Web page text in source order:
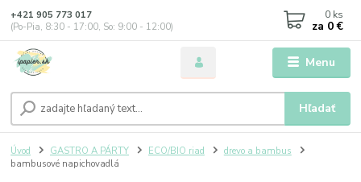
Menu
Hľadať
+421 905 773 017
(Po-Pia, 8:30 - 17:00, So: 9:00 - 12:00)
0 ks
za 0 €
Úvod GASTRO A PÁRTY ECO/BIO riad
drevo a bambus
bambusové napichovadlá